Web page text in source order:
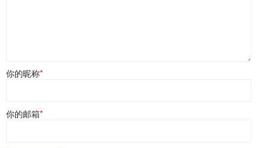
你的昵称*
你的邮箱*